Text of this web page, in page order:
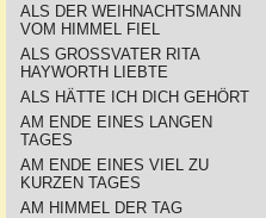
ALS DER WEIHNACHTSMANN
VOM HIMMEL FIEL
ALS GROSSVATER RITA
HAYWORTH LIEBTE
ALS HÄTTE ICH DICH GEHÖRT
AM ENDE EINES LANGEN
TAGES
AM ENDE EINES VIEL ZU
KURZEN TAGES
AM HIMMEL DER TAG